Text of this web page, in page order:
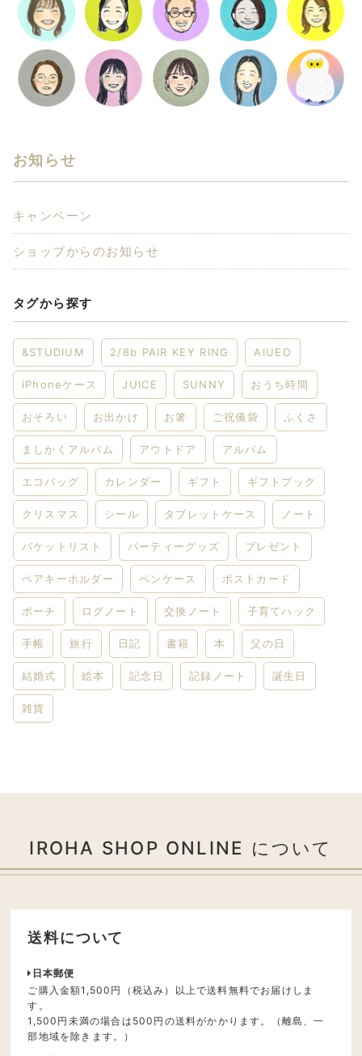
お知らせ
キャンペーン
ショップからのお知らせ
タグから探す
&STUDIUM 2/8b PAIR KEY RING AIUEO
iPhoneケース JUICE SUNNY おうち時間
おそろい お出かけ お箸 ご祝儀袋 ふくさ
ましかくアルバム アウトドア アルバム
エコバッグ カレンダー ギフト ギフトブック
クリスマス シール タブレットケース ノート
バケットリスト パーティーグッズ プレゼント
ペアキーホルダー ペンケース ポストカード
ポーチ ログノート 交換ノート 子育てハック
手帳 旅行 日記 書籍 本 父の日
結婚式 絵本 記念日 記録ノート 誕生日
雑貨
IROHA SHOP ONLINE について
送料について
日本郵便
ご購入金額1,500円（税込み）以上で送料無料でお届けしま
す。
1,500円未満の場合は500円の送料がかかります。（離島、一
部地域を除きます。）